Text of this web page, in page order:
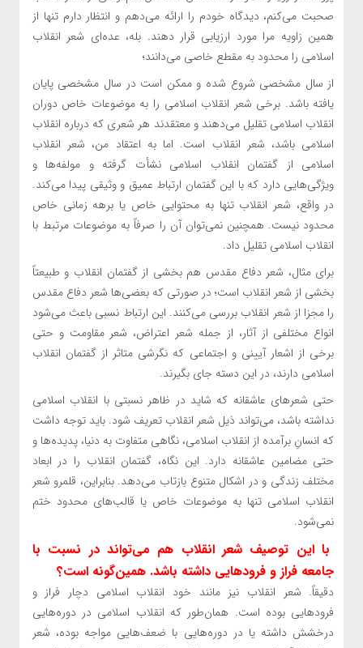
صحبت می‌کنم، دیدگاه خودم را ارائه می‌دهم و انتظار دارم تنها از
همین زاویه مرا مورد ارزیابی قرار دهند. بله، عده‌ای شعر انقلاب
اسلامی را محدود به مقطع خاصی می‌دانند؛
از سال مشخصی شروع شده و ممکن است در سال مشخصی پایان
یافته باشد. برخی شعر انقلاب اسلامی را به موضوعات خاص دوران
انقلاب اسلامی تقلیل می‌دهند و معتقدند هر شعری که درباره انقلاب
اسلامی باشد، شعر انقلاب است. اما به اعتقاد من، شعر انقلاب
اسلامی از گفتمان انقلاب اسلامی نشأت گرفته و مولفه‌ها و
ویژگی‌هایی دارد که با این گفتمان ارتباط عمیق و وثیقی پیدا می‌کند.
در واقع، شعر انقلاب تنها به محتوایی خاص یا برهه زمانی خاص
محدود نیست. همچنین نمی‌توان آن را صرفاً به موضوعات مرتبط با
انقلاب اسلامی تقلیل داد.
برای مثال، شعر دفاع مقدس هم بخشی از گفتمان انقلاب و طبیعتاً
بخشی از شعر انقلاب است؛ در صورتی که بعضی‌ها شعر دفاع مقدس
را مجزا از شعر انقلاب بررسی می‌کنند. این ارتباط نسبی باعث می‌شود
انواع مختلفی از آثار، از جمله شعر اعتراض، شعر مقاومت و حتی
برخی از اشعار آیینی و اجتماعی که نگرشی متاثر از گفتمان انقلاب
اسلامی دارند، در این دسته جای بگیرند.
حتی شعرهای عاشقانه که شاید در ظاهر نسبتی با انقلاب اسلامی
نداشته باشد، می‌تواند ذیل شعر انقلاب تعریف شود. باید توجه داشت
که انسانِ برآمده از انقلاب اسلامی، نگاهی متفاوت به دنیا، پدیده‌ها و
حتی مضامین عاشقانه دارد. این نگاه، گفتمان انقلاب را در ابعاد
مختلف زندگی و در اشکال متنوع بازتاب می‌دهد. بنابراین، قلمرو شعر
انقلاب اسلامی تنها به موضوعات خاص یا قالب‌های محدود ختم
نمی‌شود.
با این توصیف شعر انقلاب هم می‌تواند در نسبت با
جامعه فراز و فرودهایی داشته باشد. همین‌گونه است؟
دقیقاً. شعر انقلاب نیز مانند خود انقلاب اسلامی دچار فراز و
فرودهایی بوده است. همان‌طور که انقلاب اسلامی در دوره‌هایی
درخشش داشته یا در دوره‌هایی با ضعف‌هایی مواجه بوده، شعر